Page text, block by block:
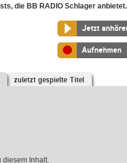
die BB RADIO Schlager anbietet.
Jetzt
Aufnehmen
zuletzt gespielte Titel
diesem Inhalt.